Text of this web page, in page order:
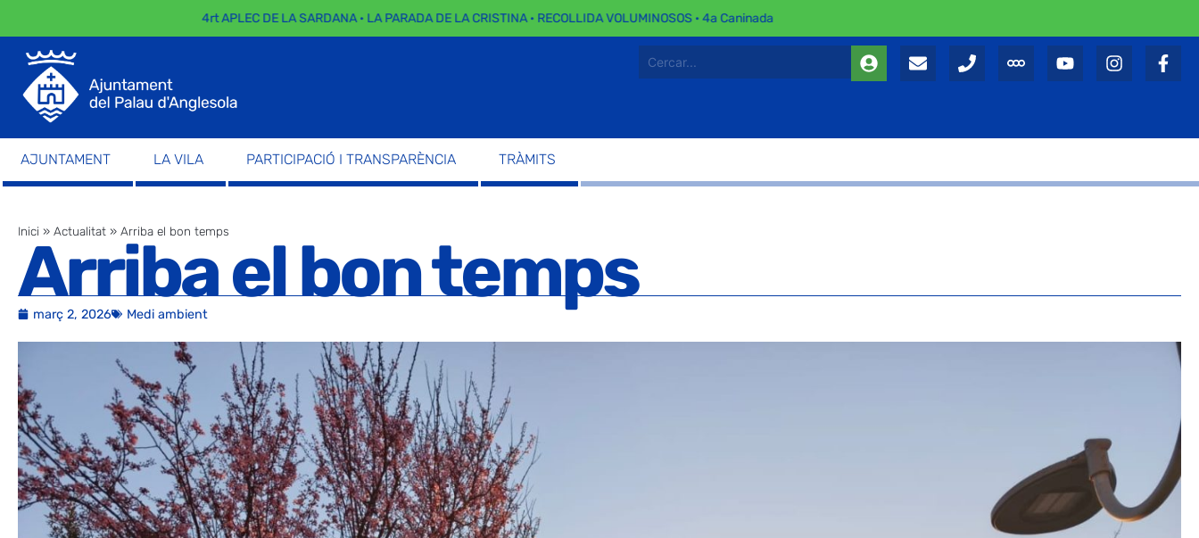
4rt APLEC DE LA SARDANA · LA PARADA DE LA CRISTINA · RECOLLIDA VOLUMINOSOS · 4a Caninada
AJUNTAMENT LA VILA PARTICIPACIÓ I TRANSPARÈNCIA TRÀMITS
Inici » Actualitat » Arriba el bon temps
Arriba el bon temps
març 2, 2026 Medi ambient